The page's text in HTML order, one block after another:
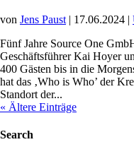
von Jens Paust | 17.06.2024 |
Fünf Jahre Source One
Geschäftsführer Kai Hoyer
400 Gästen bis in die
hat das ‚Who is Who’ der
Standort der...
« Ältere Einträge
Search